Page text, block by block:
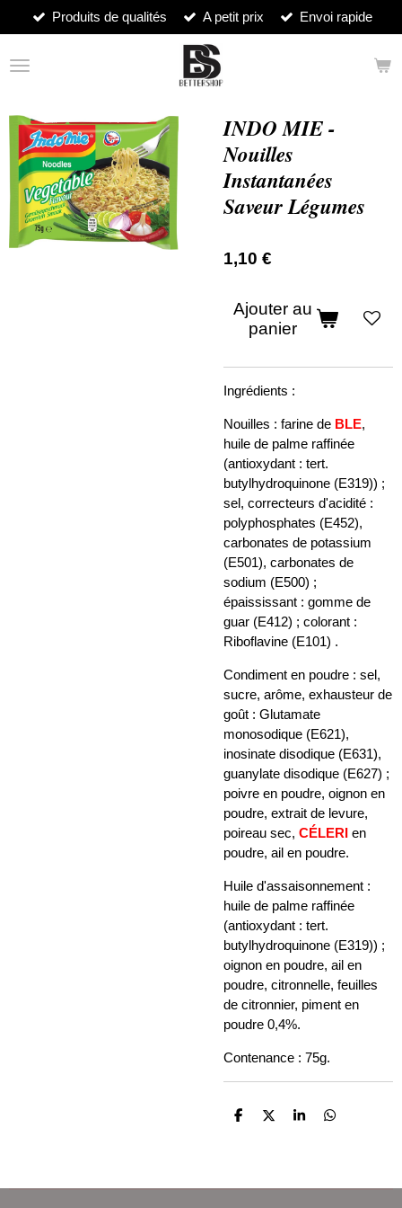
Passer
au
contenu
principal
Produits de qualités A petit prix Envoi rapide
INDO MIE -
Nouilles
Instantanées
Saveur Légumes
1,10 €
Ajouter au
panier
Ingrédients :
Nouilles : farine de BLE,
huile de palme raffinée
(antioxydant : tert.
butylhydroquinone (E319)) ;
sel, correcteurs d'acidité :
polyphosphates (E452),
carbonates de potassium
(E501), carbonates de
sodium (E500) ;
épaississant : gomme de
guar (E412) ; colorant :
Riboflavine (E101) .
Condiment en poudre : sel,
sucre, arôme, exhausteur de
goût : Glutamate
monosodique (E621),
inosinate disodique (E631),
guanylate disodique (E627) ;
poivre en poudre, oignon en
poudre, extrait de levure,
poireau sec, CÉLERI en
poudre, ail en poudre.
Huile d'assaisonnement :
huile de palme raffinée
(antioxydant : tert.
butylhydroquinone (E319)) ;
oignon en poudre, ail en
poudre, citronnelle, feuilles
de citronnier, piment en
poudre 0,4%.
Contenance : 75g.
P
g
P
g
P
g
P
g